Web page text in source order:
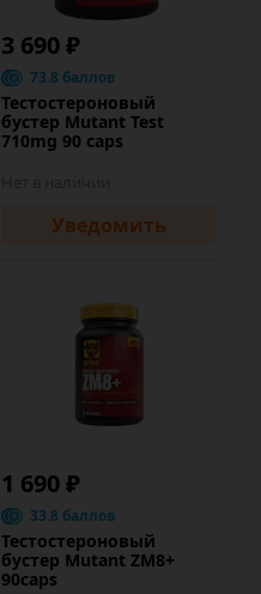
3 690 ₽
73.8 баллов
Тестостероновый
бустер Mutant Test
710mg 90 caps
Уведомить
1 690 ₽
33.8 баллов
Тестостероновый
бустер Mutant ZM8+
90caps